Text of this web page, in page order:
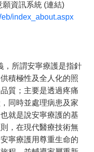
資訊系統 (連結)
index_about.aspx
，所謂安寧療護是指針
積極性及全人化的照
質；主要是透過疼痛
同時並處理病患及家
就是說安寧療護的基
，在現代醫療技術無
寧療護用尊重生命的